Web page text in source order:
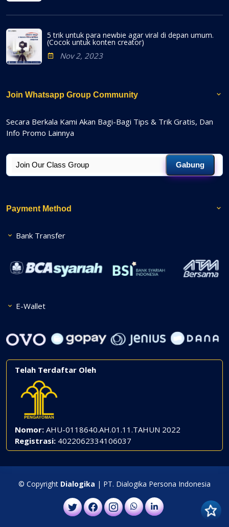
5 trik untuk para newbie agar viral di depan umum.
(Cocok untuk konten creator)
Nov 2, 2023
Join Whatsapp Group Community
Secara Berkala Kami Akan Bagi-Bagi Tips & Trik Gratis, Dan
Info Promo Lainnya
Gabung
Payment Method
Bank Transfer
E-Wallet
Telah Terdaftar Oleh
Nomor: AHU-0118640.AH.01.11.TAHUN 2022
Registrasi: 4022062334106037
© Copyright Dialogika | PT. Dialogika Persona Indonesia